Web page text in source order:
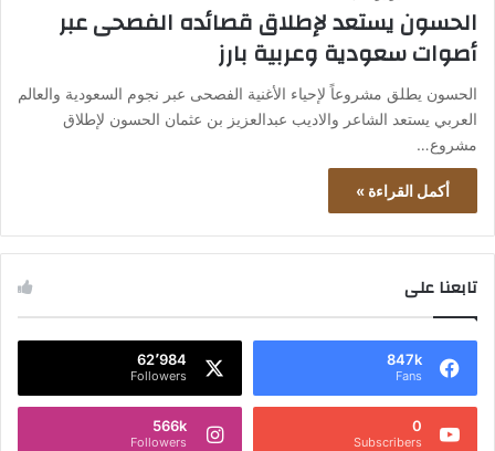
الحسون يستعد لإطلاق قصائده الفصحى عبر
أصوات سعودية وعربية بارز
الحسون يطلق مشروعاً لإحياء الأغنية الفصحى عبر نجوم السعودية والعالم
العربي يستعد الشاعر والاديب عبدالعزيز بن عثمان الحسون لإطلاق
مشروع…
أكمل القراءة »
تابعنا على
847k
Fans
62٬984
Followers
0
Subscribers
566k
Followers